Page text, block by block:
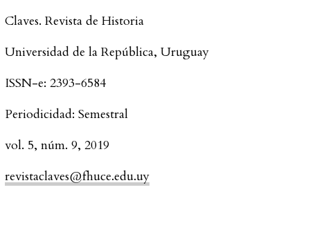
Claves. Revista de Historia
Universidad de la República, Uruguay
ISSN-e: 2393-6584
Periodicidad: Semestral
vol. 5, núm. 9, 2019
revistaclaves@fhuce.edu.uy